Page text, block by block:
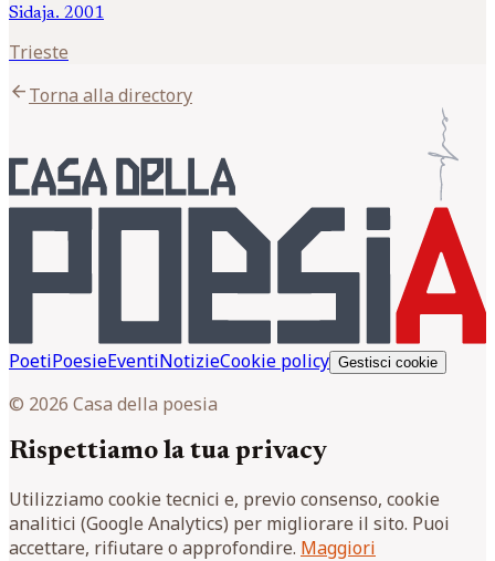
Sidaja. 2001
Trieste
arrow_backTorna alla directory
PoetiPoesieEventiNotizieCookie policy Gestisci cookie
© 2026 Casa della poesia
Rispettiamo la tua privacy
Utilizziamo cookie tecnici e, previo consenso, cookie
analitici (Google Analytics) per migliorare il sito. Puoi
accettare, rifiutare o approfondire. Maggiori